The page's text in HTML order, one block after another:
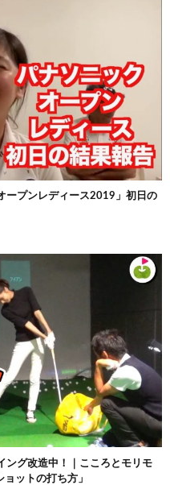
ープンレディース2019」初日の
ング改造中！｜こころとモリモ
ットの打ち方」